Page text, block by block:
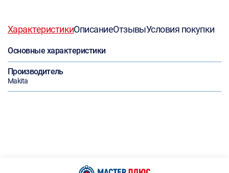
ХарактеристикиОписаниеОтзывыУсловия покупки
Основные характеристики
Производитель
Makita